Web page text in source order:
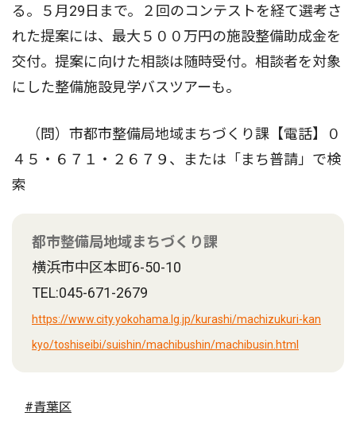
る。５月29日まで。２回のコンテストを経て選考さ
れた提案には、最大５００万円の施設整備助成金を
交付。提案に向けた相談は随時受付。相談者を対象
にした整備施設見学バスツアーも。
（問）市都市整備局地域まちづくり課【電話】０
４５・６７１・２６７９、または「まち普請」で検
索
都市整備局地域まちづくり課
横浜市中区本町6-50-10
TEL:045-671-2679
https://www.city.yokohama.lg.jp/kurashi/machizukuri-kan
kyo/toshiseibi/suishin/machibushin/machibusin.html
#青葉区